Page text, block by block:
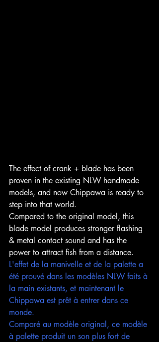
The effect of crank + blade has been
proven in the existing NLW handmade
models, and now Chippawa is ready to
step into that world.
Compared to the original model, this
blade model produces stronger flashing
& metal contact sound and has the
power to attract fish from a distance.
L'effet de la manivelle et de la palette a
été prouvé dans les modèles NLW faits à
la main existants, et maintenant le
Chippawa est prêt à entrer dans ce
monde.
Comparé au modèle original, ce modèle
à palette produit un son plus fort de